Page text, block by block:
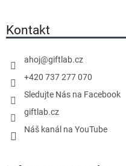
Kontakt
ahoj@giftlab.cz
+420 737 277 070
Sledujte Nás na Facebook
giftlab.cz
Náš kanál na YouTube